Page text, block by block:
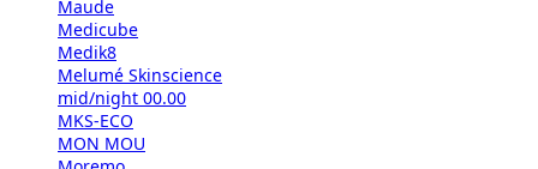
Maude
Medicube
Medik8
Melumé Skinscience
mid/night 00.00
MKS-ECO
MON MOU